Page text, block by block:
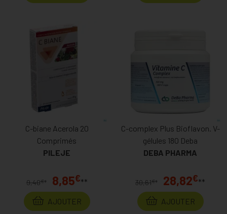
C-biane Acerola 20
Comprimés
PILEJE
9,40€ * 8,85€**
AJOUTER
C-complex Plus Bioflavon. V-
gélules 180 Deba
DEBA PHARMA
30,61€* 28,82€**
AJOUTER